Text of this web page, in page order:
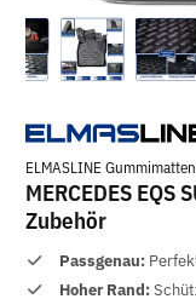
ELMASLINE
MERCEDES
Zubehör
Passgenau:
Hoher Rand: